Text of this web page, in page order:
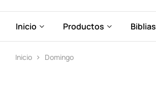
Inicio Productos Biblias
Inicio Domingo